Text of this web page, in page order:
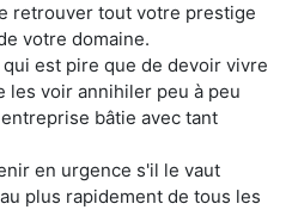
retrouver tout votre prestige
votre domaine.
est pire que de devoir vivre
les voir annihiler peu à peu
bâtie avec tant
en urgence s'il le vaut
plus rapidement de tous les